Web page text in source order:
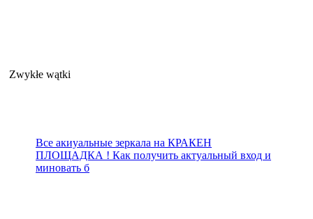
Zwykłe wątki
Все акиуальные зеркала на КРАКЕН
ПЛОЩАДКА ! Как получить актуальный вход и
миновать б